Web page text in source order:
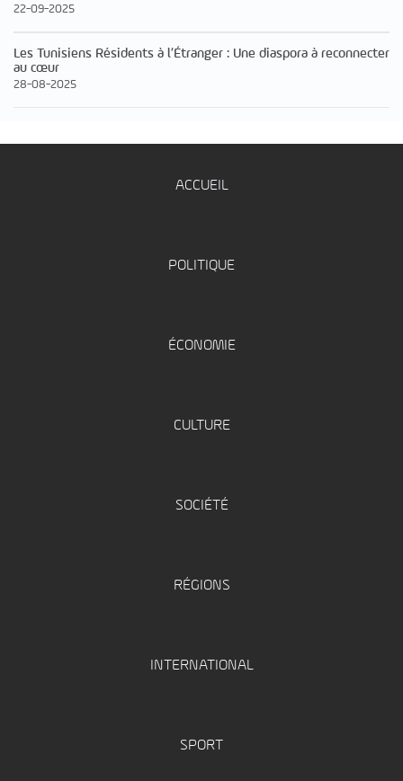
22-09-2025
Les Tunisiens Résidents à l’Étranger : Une diaspora à reconnecter
au cœur
28-08-2025
ACCUEIL
POLITIQUE
ÉCONOMIE
CULTURE
SOCIÉTÉ
RÉGIONS
INTERNATIONAL
SPORT